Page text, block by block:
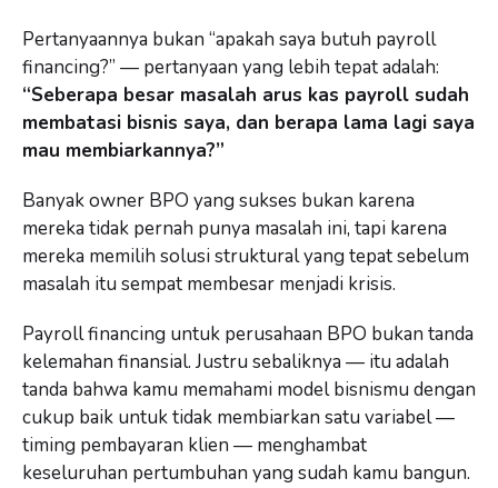
Pertanyaannya bukan “apakah saya butuh payroll
financing?” — pertanyaan yang lebih tepat adalah:
“Seberapa besar masalah arus kas payroll sudah
membatasi bisnis saya, dan berapa lama lagi saya
mau membiarkannya?”
Banyak owner BPO yang sukses bukan karena
mereka tidak pernah punya masalah ini, tapi karena
mereka memilih solusi struktural yang tepat sebelum
masalah itu sempat membesar menjadi krisis.
Payroll financing untuk perusahaan BPO bukan tanda
kelemahan finansial. Justru sebaliknya — itu adalah
tanda bahwa kamu memahami model bisnismu dengan
cukup baik untuk tidak membiarkan satu variabel —
timing pembayaran klien — menghambat
keseluruhan pertumbuhan yang sudah kamu bangun.